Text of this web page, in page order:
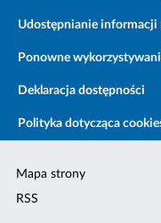
Udostępnianie informacji
Ponowne
Deklaracja dostępności
Polityka dotycząca
Mapa strony
RSS